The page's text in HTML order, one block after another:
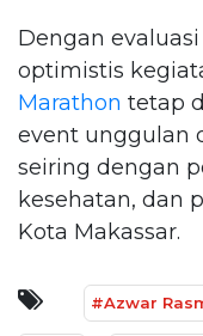
Dengan
optimistis
Marathon tetap
event unggulan
seiring dengan
kesehatan, dan
Kota Makassar.
#Azwar